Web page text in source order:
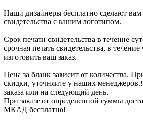
Наши дизайнеры бесплатно сделают вам
свидетельства с вашим логотипом.
Срок печати свидетельства в течение
срочная печать свидетельства, в
изготовить ваш заказ.
Цена за бланк зависит от количества.
скидки, уточняйте у наших
заказа или на следующий день.
При заказе от определенной суммы
МКАД бесплатно!